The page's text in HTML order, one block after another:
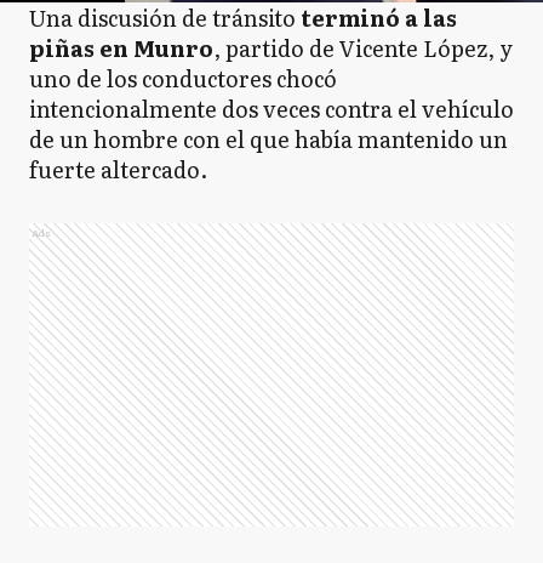
Una discusión de tránsito terminó a las
piñas en Munro, partido de Vicente López, y
uno de los conductores chocó
intencionalmente dos veces contra el vehículo
de un hombre con el que había mantenido un
fuerte altercado.
Ads